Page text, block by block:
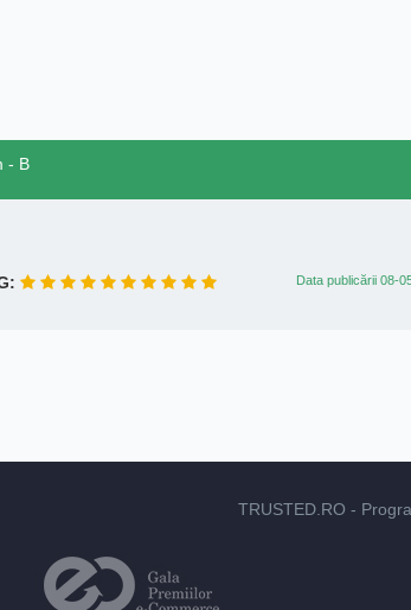
- B
Data publicării 08-
TRUSTED.RO -